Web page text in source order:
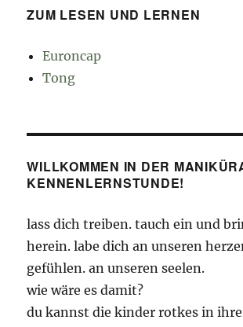
ZUM LESEN UND LERNEN
Euroncap
Tong
WILLKOMMEN IN DER
KENNENLERNSTUNDE!
lass dich treiben. tauch ein und
herein. labe dich an unseren
gefühlen. an unseren seelen.
wie wäre es damit?
du kannst die kinder rotkes in